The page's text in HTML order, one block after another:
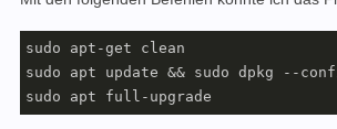
sudo apt-get clean
sudo apt update &&
sudo apt full-upgrade